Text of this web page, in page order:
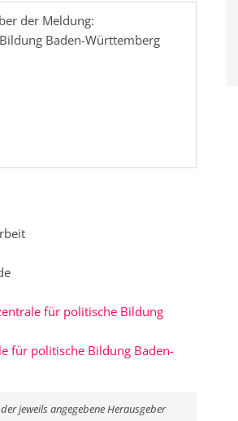
der Meldung:
Baden-Württemberg
für politische Bildung
für politische Bildung Baden-
jeweils angegebene Herausgeber